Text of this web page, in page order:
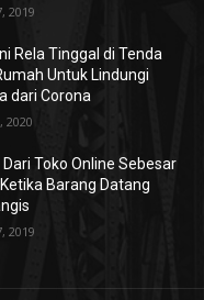
2019
Rela Tinggal di Tenda
Untuk Lindungi
dari Corona
2020
Dari Toko Online Sebesar
Barang Datang
2019